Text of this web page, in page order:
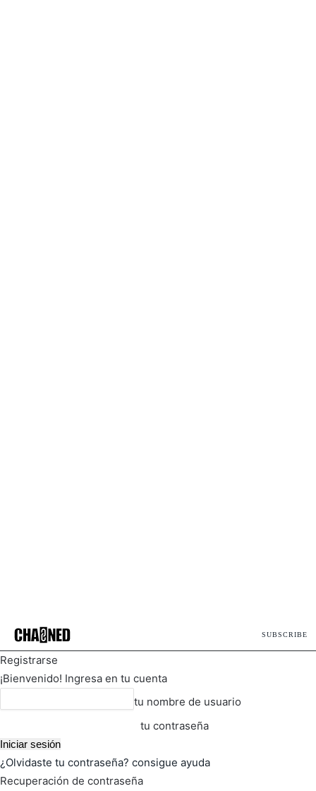
SUBSCRIBE
Registrarse
¡Bienvenido! Ingresa en tu cuenta
tu nombre de usuario
tu contraseña
¿Olvidaste tu contraseña? consigue ayuda
Recuperación de contraseña